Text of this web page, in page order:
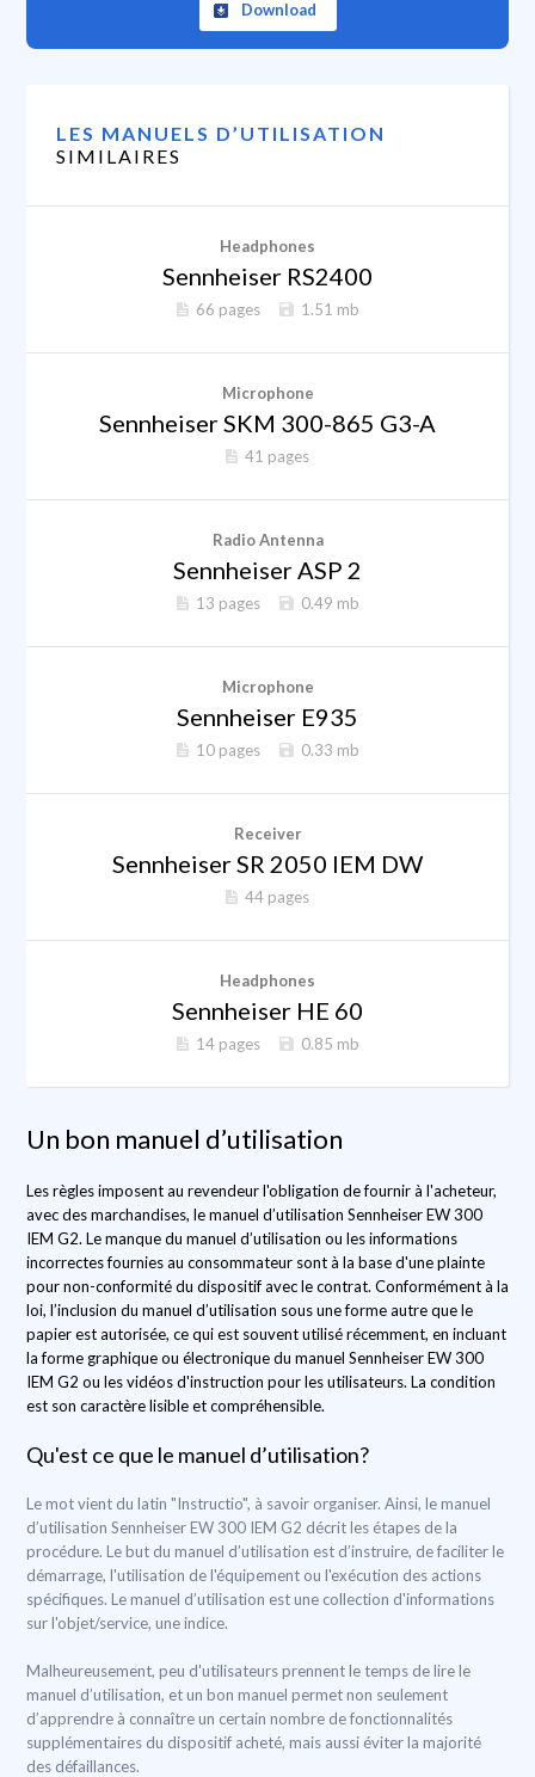
Download
LES MANUELS D’UTILISATION
SIMILAIRES
Headphones
Sennheiser RS2400
66 pages 1.51 mb
Microphone
Sennheiser SKM 300-865 G3-A
41 pages
Radio Antenna
Sennheiser ASP 2
13 pages 0.49 mb
Microphone
Sennheiser E935
10 pages 0.33 mb
Receiver
Sennheiser SR 2050 IEM DW
44 pages
Headphones
Sennheiser HE 60
14 pages 0.85 mb
Un bon manuel d’utilisation
Les règles imposent au revendeur l'obligation de fournir à l'acheteur,
avec des marchandises, le manuel d’utilisation Sennheiser EW 300
IEM G2. Le manque du manuel d’utilisation ou les informations
incorrectes fournies au consommateur sont à la base d'une plainte
pour non-conformité du dispositif avec le contrat. Conformément à la
loi, l’inclusion du manuel d’utilisation sous une forme autre que le
papier est autorisée, ce qui est souvent utilisé récemment, en incluant
la forme graphique ou électronique du manuel Sennheiser EW 300
IEM G2 ou les vidéos d'instruction pour les utilisateurs. La condition
est son caractère lisible et compréhensible.
Qu'est ce que le manuel d’utilisation?
Le mot vient du latin "Instructio", à savoir organiser. Ainsi, le manuel
d’utilisation Sennheiser EW 300 IEM G2 décrit les étapes de la
procédure. Le but du manuel d’utilisation est d’instruire, de faciliter le
démarrage, l'utilisation de l'équipement ou l'exécution des actions
spécifiques. Le manuel d’utilisation est une collection d'informations
sur l'objet/service, une indice.
Malheureusement, peu d'utilisateurs prennent le temps de lire le
manuel d’utilisation, et un bon manuel permet non seulement
d’apprendre à connaître un certain nombre de fonctionnalités
supplémentaires du dispositif acheté, mais aussi éviter la majorité
des défaillances.